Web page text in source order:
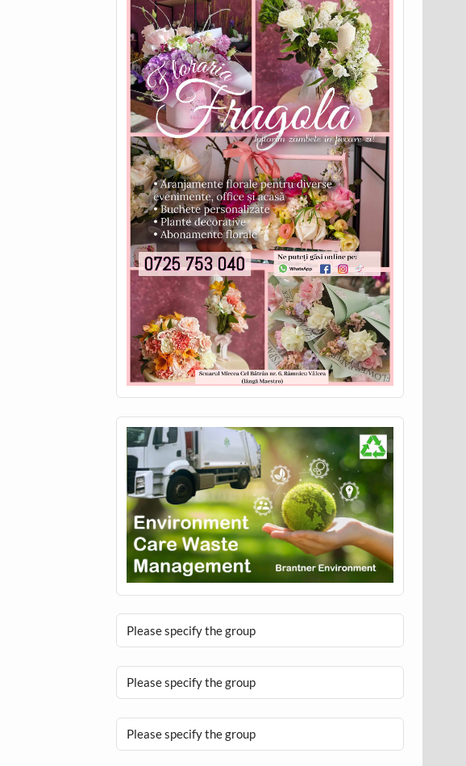
Please specify the group
Please specify the group
Please specify the group